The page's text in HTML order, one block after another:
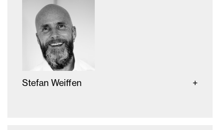
Stefan Weiffen